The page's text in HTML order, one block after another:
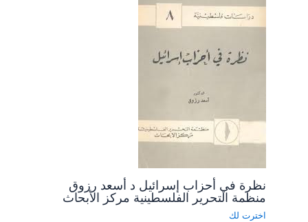
نظرة في أحزاب إسرائيل د أسعد رزوق
منظمة التحرير الفلسطينية مركز الأبحاث
اخترت لك